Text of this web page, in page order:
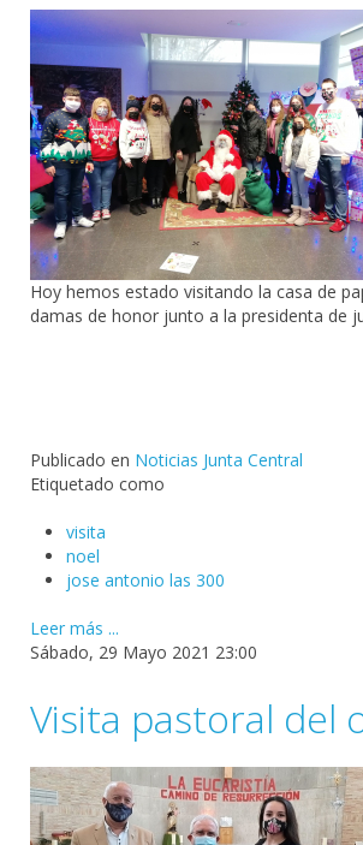
Hoy hemos estado visitando la casa de
damas de honor junto a la presidenta de
Publicado en Noticias Junta Central
Etiquetado como
visita
noel
jose antonio las 300
Leer más ...
Sábado, 29 Mayo 2021 23:00
Visita pastoral del